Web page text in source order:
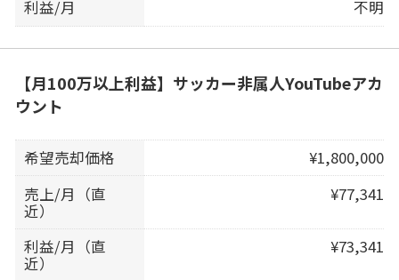
利益/月
不明
【月100万以上利益】サッカー非属人YouTubeアカ
ウント
希望売却価格
¥1,800,000
売上/月（直
近）
¥77,341
利益/月（直
近）
¥73,341